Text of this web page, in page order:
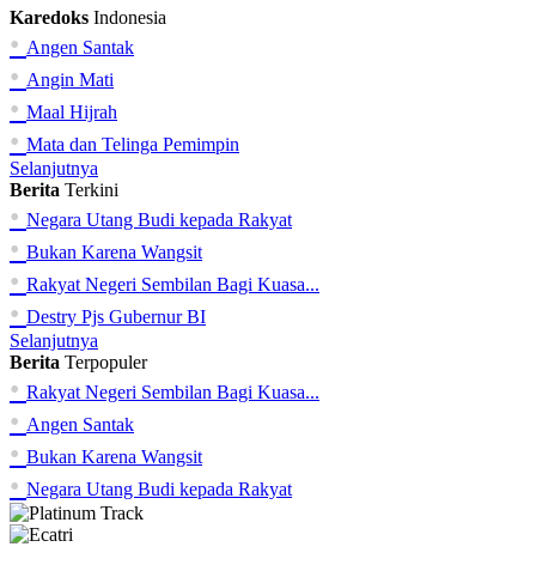
Karedoks Indonesia
• Angen Santak
• Angin Mati
• Maal Hijrah
• Mata dan Telinga Pemimpin
Selanjutnya
Berita Terkini
• Negara Utang Budi kepada Rakyat
• Bukan Karena Wangsit
• Rakyat Negeri Sembilan Bagi Kuasa...
• Destry Pjs Gubernur BI
Selanjutnya
Berita Terpopuler
• Rakyat Negeri Sembilan Bagi Kuasa...
• Angen Santak
• Bukan Karena Wangsit
• Negara Utang Budi kepada Rakyat